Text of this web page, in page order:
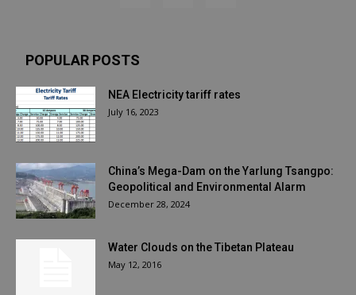
POPULAR POSTS
NEA Electricity tariff rates
July 16, 2023
China’s Mega-Dam on the Yarlung Tsangpo:
Geopolitical and Environmental Alarm
December 28, 2024
Water Clouds on the Tibetan Plateau
May 12, 2016